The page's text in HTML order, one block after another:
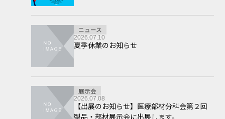
ニュース
2026.07.10
夏季休業のお知らせ
展示会
2026.07.08
【出展のお知らせ】医療部材分科会第２回
製品・部材展示会に出展します。